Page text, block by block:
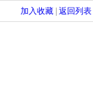
加入收藏| 返回列表|